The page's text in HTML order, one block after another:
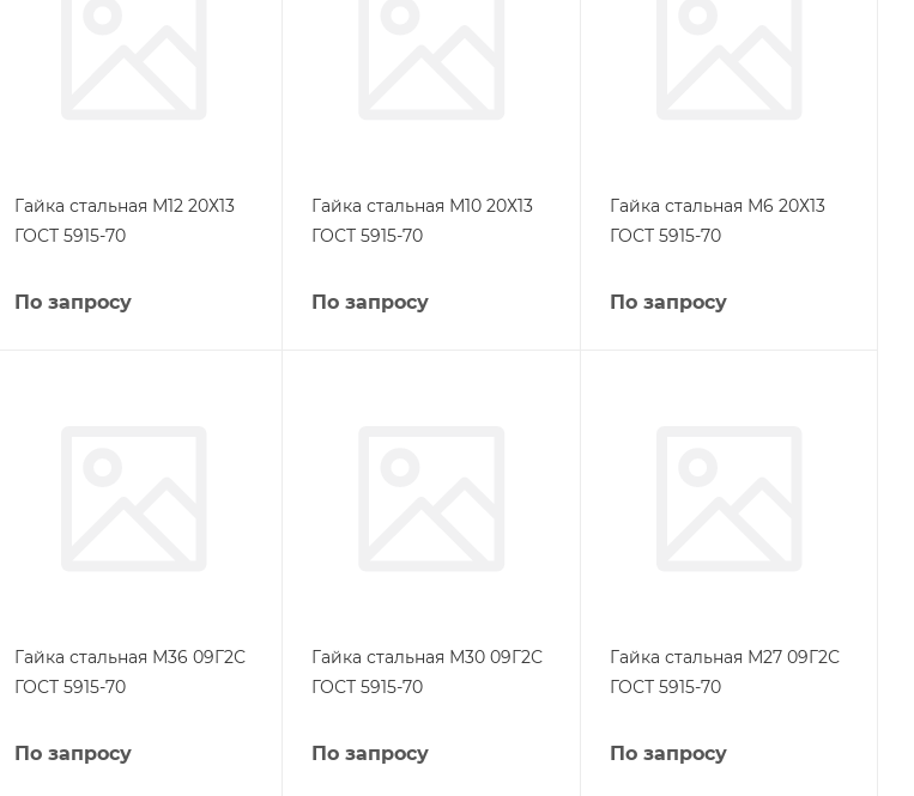
Гайка стальная М12 20Х13
ГОСТ 5915-70
По запросу
Гайка стальная М10 20Х13
ГОСТ 5915-70
По запросу
Гайка стальная М6 20Х13
ГОСТ 5915-70
По запросу
Гайка стальная М36 09Г2С
ГОСТ 5915-70
По запросу
Гайка стальная М30 09Г2С
ГОСТ 5915-70
По запросу
Гайка стальная М27 09Г2С
ГОСТ 5915-70
По запросу